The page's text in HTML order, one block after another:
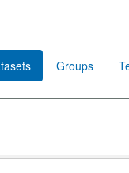
Groups